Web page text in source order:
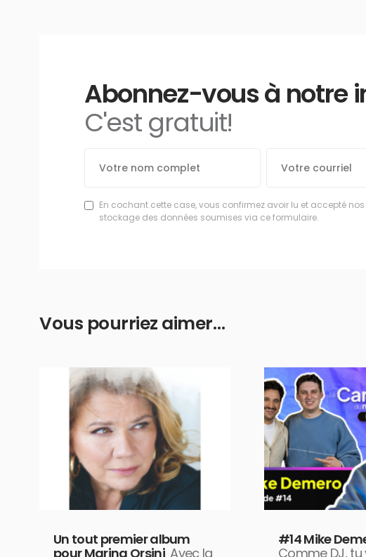
Abonnez-vous à notre
C'est gratuit!
En cochant cette case, vous confirmez avoir lu et accepté
stockage des données soumises via ce formulaire.
Vous pourriez aimer…
Un tout premier album
pour Marina Orsini Avec la
#14 Mike
Comme DJ, tu